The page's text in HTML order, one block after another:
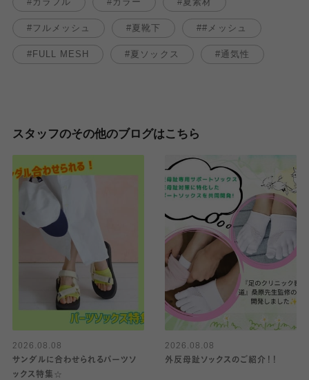
フルメッシュ 夏靴下 #メッシュ
FULL MESH 夏ソックス 通気性
スタッフのその他のブログはこちら
2026.08.08
サンダルに合わせられるパーツソ
ックス特集☆
2026.08.08
外反母趾ソックスのご紹介！！